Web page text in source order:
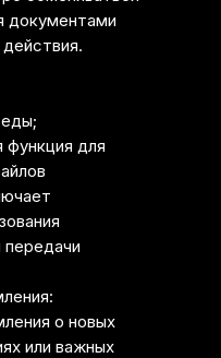
документами
для
передачи
о новых
или важных